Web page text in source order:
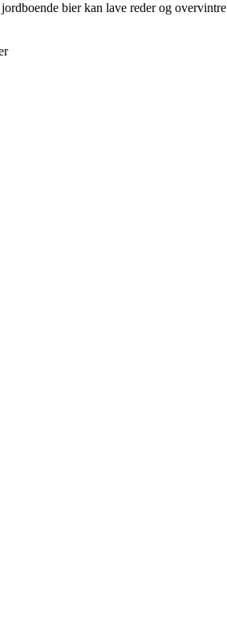
bier kan lave reder og overvintre